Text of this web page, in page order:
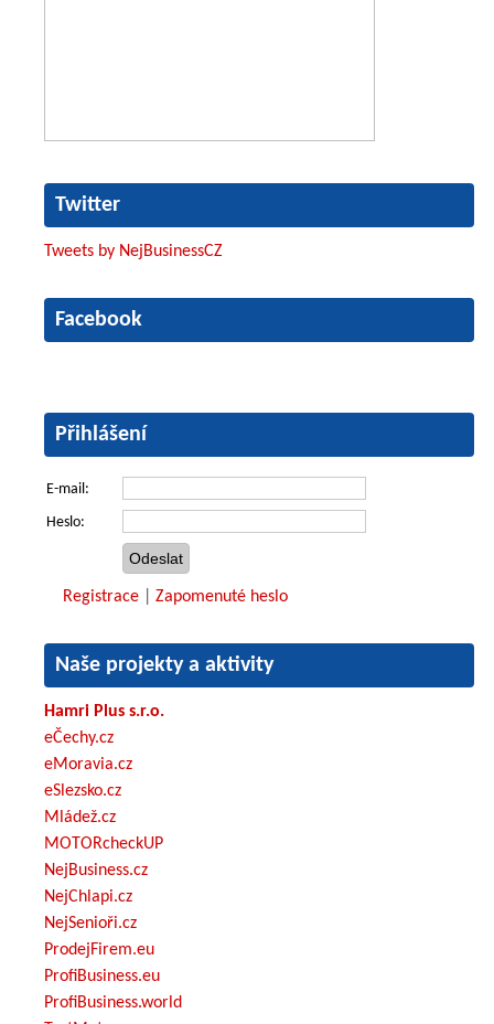
Twitter
Tweets by NejBusinessCZ
Facebook
Přihlášení
E-mail:
Heslo:
Registrace Zapomenuté heslo
Naše projekty a aktivity
Hamri Plus s.r.o.
eČechy.cz
eMoravia.cz
eSlezsko.cz
Mládež.cz
MOTORcheckUP
NejBusiness.cz
NejChlapi.cz
NejSenioři.cz
ProdejFirem.eu
ProfiBusiness.eu
ProfiBusiness.world